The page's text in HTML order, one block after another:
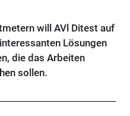
will AVl Ditest auf
Lösungen
die das Arbeiten
sollen.